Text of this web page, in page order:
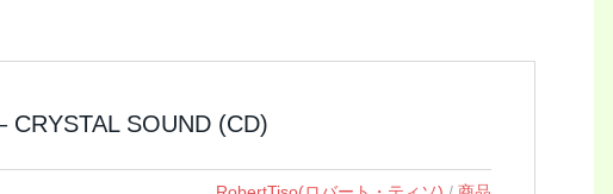
CRYSTAL SOUND (CD)